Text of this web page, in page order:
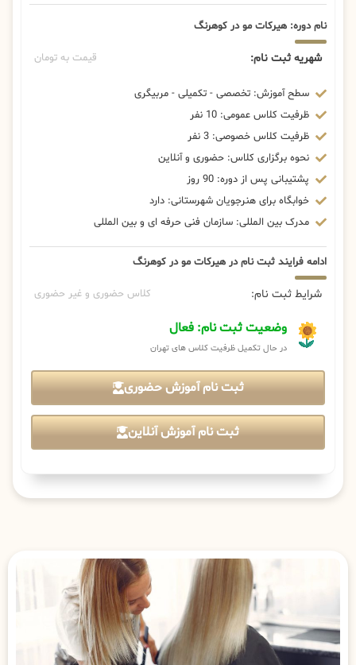
نام دوره: هیرکات مو در کوهرنگ
شهریه ثبت نام: قیمت به تومان
سطح آموزش: تخصصی - تکمیلی - مربیگری
ظرفیت کلاس عمومی: 10 نفر
ظرفیت کلاس خصوصی: 3 نفر
نحوه برگزاری کلاس: حضوری و آنلاین
پشتیبانی پس از دوره: 90 روز
خوابگاه برای هنرجویان شهرستانی: دارد
مدرک بین المللی: سازمان فنی حرفه ای و بین المللی
ادامه فرایند ثبت نام در هیرکات مو در کوهرنگ
شرایط ثبت نام: کلاس حضوری و غیر حضوری
وضعیت ثبت نام: فعال
در حال تکمیل ظرفیت کلاس های تهران
ثبت نام آموزش حضوری
ثبت نام آموزش آنلاین